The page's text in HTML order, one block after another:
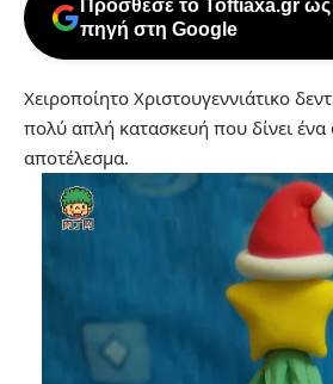
Πρόσθεσε το Toftiaxa.gr ως
πηγή στη Google
Χειροποίητο Χριστουγεννιάτικο
πολύ απλή κατασκευή που δίνει ένα
αποτέλεσμα.